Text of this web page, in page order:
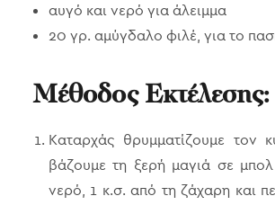
αυγό και νερό για άλειμμα
20 γρ. αμύγδαλο φιλέ, για το
Μέθοδος Εκτέλεσης:
Καταρχάς θρυμματίζουμε τον
βάζουμε τη ξερή μαγιά σε
νερό, 1 κ.σ. από τη ζάχαρη και